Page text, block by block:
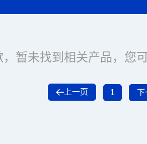
，暂未找到相关产品，您
上一页 1 下